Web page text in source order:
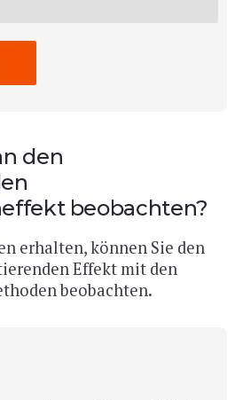
den
beobachten?
erhalten, können Sie den
Effekt mit den
beobachten.